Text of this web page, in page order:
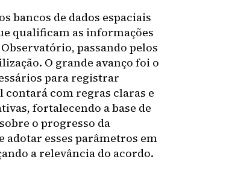
bancos de dados espaciais
qualificam as informações
passando pelos
O grande avanço foi o
para registrar
contará com regras claras e
fortalecendo a base de
o progresso da
adotar esses parâmetros em
a relevância do acordo.